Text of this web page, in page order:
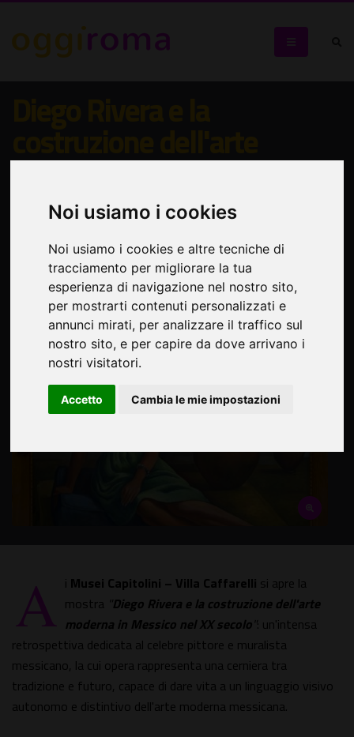
Noi usiamo i cookies
Noi usiamo i cookies e altre tecniche di
tracciamento per migliorare la tua
esperienza di navigazione nel nostro sito,
per mostrarti contenuti personalizzati e
annunci mirati, per analizzare il traffico sul
nostro sito, e per capire da dove arrivano i
nostri visitatori.
Accetto Cambia le mie impostazioni
moderna in Messico nel XX
secolo
Intensa retrospettiva dedicata al celebre pittore e
muralista messicano
A i Musei Capitolini – Villa Caffarelli si apre la
mostra Diego Rivera e la costruzione dell'arte
moderna in Messico nel XX secolo : un'intensa
retrospettiva dedicata al celebre pittore e muralista
messicano, la cui opera rappresenta una cerniera tra
tradizione e futuro, capace di dare vita a un linguaggio visivo
autonomo e distintivo dell'arte moderna messicana.